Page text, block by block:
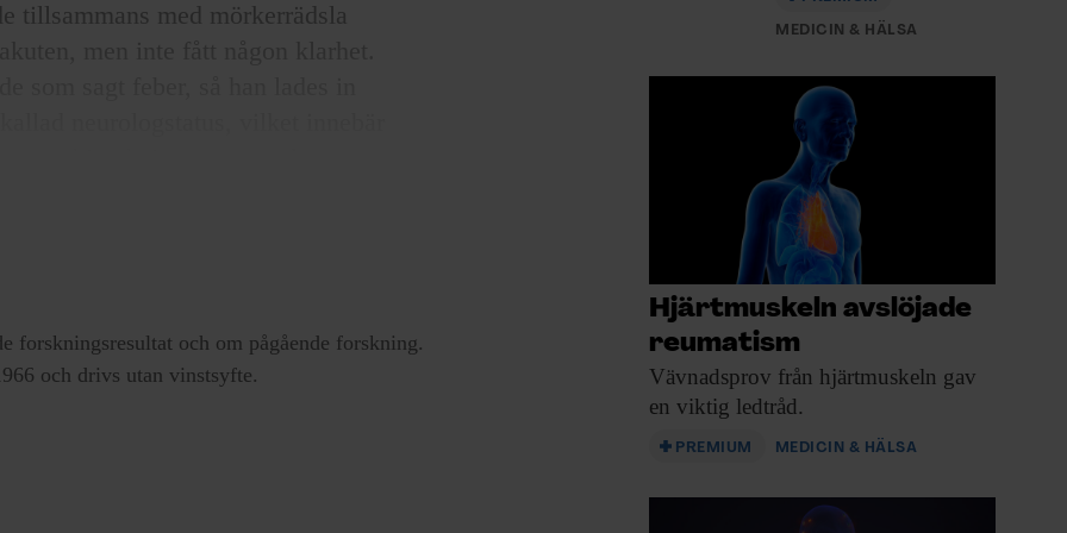
tillsammans med mörkerrädsla
en liten stegring vad gällde
där man mellan kotorna i
berodde på en infektion i
hjärnhinneinflammation
forskningsresultat och om pågående forskning.
och drivs utan vinstsyfte.
MEDICIN & HÄLSA
Hjärtmuskeln avslöjade
reumatism
Vävnadsprov från hjärtmuskeln gav
en viktig ledtråd.
PREMIUM MEDICIN & HÄLSA